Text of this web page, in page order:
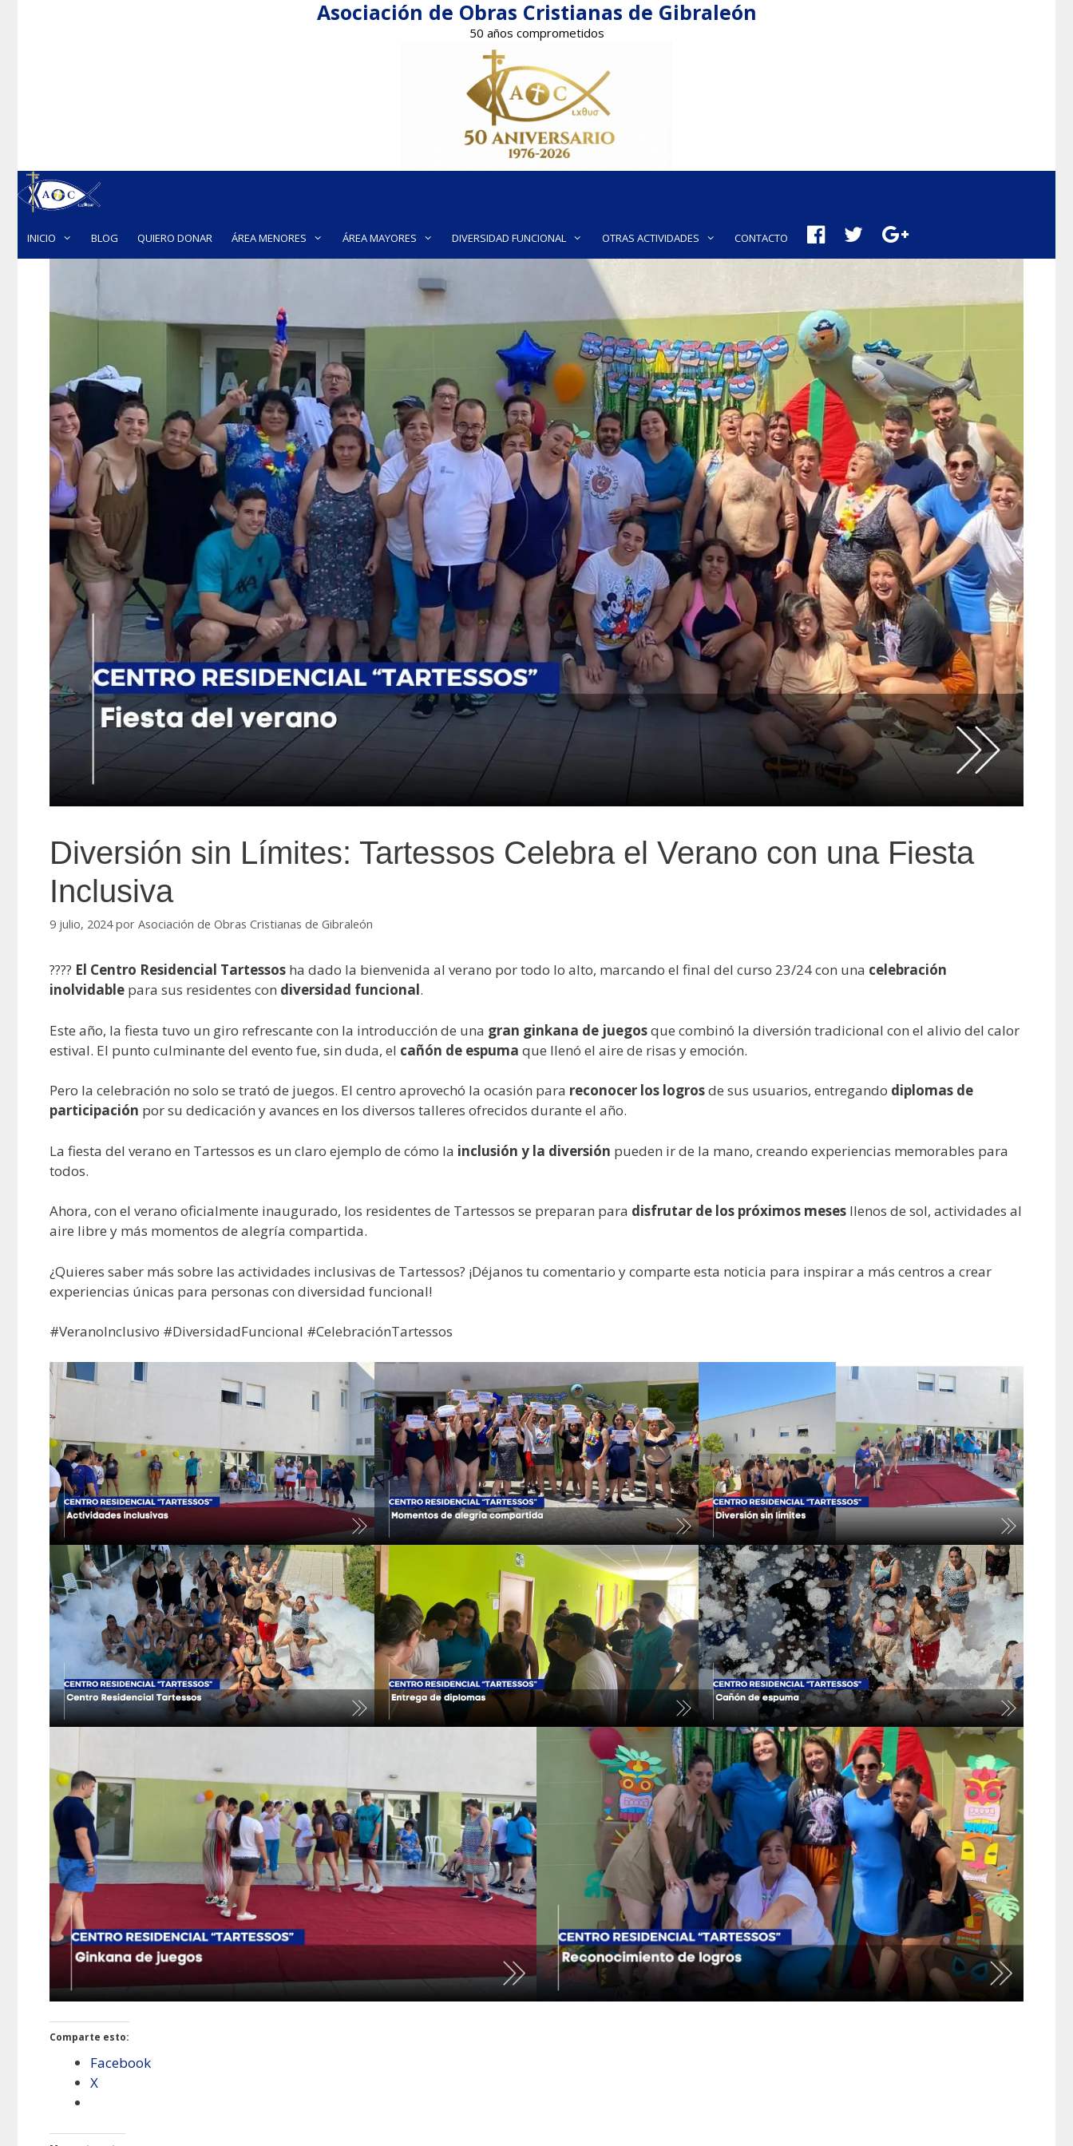
Asociación de Obras Cristianas de Gibraleón
50 años comprometidos
INICIO BLOG QUIERO DONAR ÁREA MENORES ÁREA MAYORES DIVERSIDAD FUNCIONAL OTRAS ACTIVIDADES CONTACTO
Diversión sin Límites: Tartessos Celebra el Verano con una Fiesta
Inclusiva
9 julio, 2024 por Asociación de Obras Cristianas de Gibraleón
???? El Centro Residencial Tartessos ha dado la bienvenida al verano por todo lo alto, marcando el final del curso 23/24 con una celebración
inolvidable para sus residentes con diversidad funcional.
Este año, la fiesta tuvo un giro refrescante con la introducción de una gran ginkana de juegosque combinó la diversión tradicional con el alivio del calor
estival. El punto culminante del evento fue, sin duda, el cañón de espuma que llenó el aire de risas y emoción.
Pero la celebración no solo se trató de juegos. El centro aprovechó la ocasión para reconocer los logrosde sus usuarios, entregando diplomas de
participación por su dedicación y avances en los diversos talleres ofrecidos durante el año.
La fiesta del verano en Tartessos es un claro ejemplo de cómo la inclusión y la diversión pueden ir de la mano, creando experiencias memorables para
todos.
Ahora, con el verano oficialmente inaugurado, los residentes de Tartessos se preparan para disfrutar de los próximos meses llenos de sol, actividades al
aire libre y más momentos de alegría compartida.
¿Quieres saber más sobre las actividades inclusivas de Tartessos? ¡Déjanos tu comentario y comparte esta noticia para inspirar a más centros a crear
experiencias únicas para personas con diversidad funcional!
#VeranoInclusivo #DiversidadFuncional #CelebraciónTartessos
Comparte esto:
Facebook
X